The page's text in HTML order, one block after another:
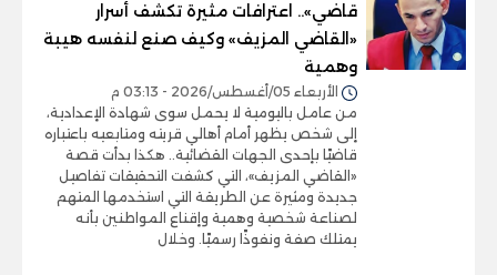
قاضي».. اعترافات مثيرة تكشف أسرار
«القاضي المزيف» وكيف صنع لنفسه هيبة
وهمية
الأربعاء 05/أغسطس/2026 - 03:13 م
من عامل باليومية لا يحمل سوى شهادة الإعدادية،
إلى شخص يظهر أمام أهالي قريته ومتابعيه باعتباره
قاضيًا بإحدى الجهات القضائية.. هكذا بدأت قصة
«القاضي المزيف»، التي كشفت التحقيقات تفاصيل
جديدة ومثيرة عن الطريقة التي استخدمها المتهم
لصناعة شخصية وهمية وإقناع المواطنين بأنه
يمتلك صفة ونفوذًا رسميًا. وخلال